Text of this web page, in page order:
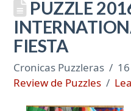
PUZZLE
FIESTA
Cronicas Puzzleras
Review de Puzzles